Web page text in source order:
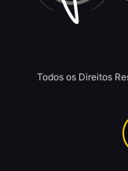
Todos os Direitos